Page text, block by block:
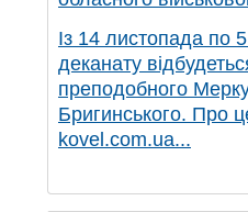
Із 14 листопада по
деканату
преподобного
Бригинського. Про
kovel.com.ua...